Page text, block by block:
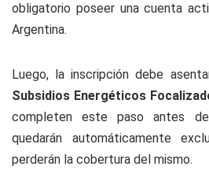
obligatorio poseer una cuenta
Argentina.
Luego, la inscripción debe
Subsidios Energéticos
completen este paso antes
quedarán automáticamente
perderán la cobertura del mismo.